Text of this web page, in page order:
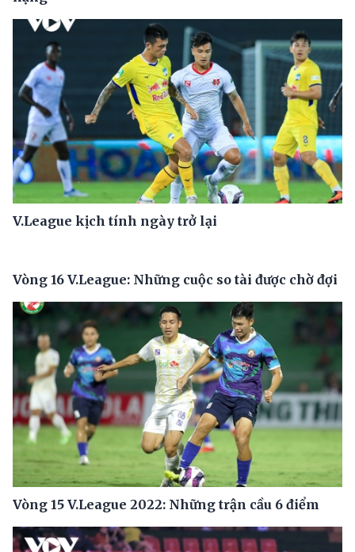
V.League kịch tính ngày trở lại
Vòng 16 V.League: Những cuộc so tài được chờ đợi
Vòng 15 V.League 2022: Những trận cầu 6 điểm